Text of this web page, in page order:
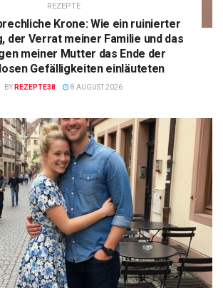
REZEPTE
Krone: Wie ein ruinierter
der Verrat meiner Familie und das
meiner Mutter das Ende der
Gefälligkeiten einläuteten
BY REZEPTE38 8 AUGUST 2026